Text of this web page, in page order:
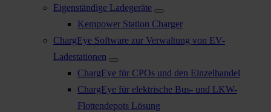
Eigenständige Ladegeräte
Kempower Station Charger
ChargEye Software zur Verwaltung von EV-
Ladestationen
ChargEye für CPOs und den Einzelhandel
ChargEye für elektrische Bus- und LKW-
Flottendepots Lösung